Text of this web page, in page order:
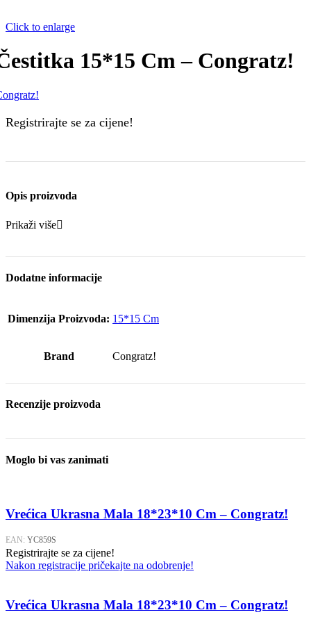
Click to enlarge
15*15 Cm – Congratz!
Registrirajte se za cijene!
Opis proizvoda
Prikaži više
Dodatne informacije
Dimenzija Proizvoda: 15*15 Cm
Brand Congratz!
Recenzije proizvoda
Moglo bi vas zanimati
Vrećica Ukrasna Mala 18*23*10 Cm – Congratz!
EAN: YC859S
Registrirajte se za cijene!
Nakon registracije pričekajte na odobrenje!
Vrećica Ukrasna Mala 18*23*10 Cm – Congratz!